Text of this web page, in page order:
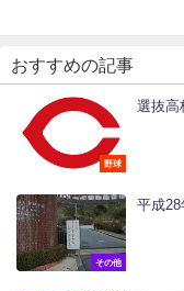
おすすめの記事
野球
選抜
その他
平成28